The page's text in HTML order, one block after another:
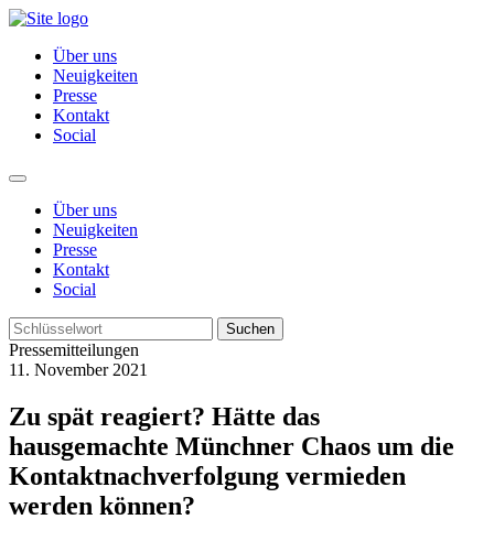
Über uns
Neuigkeiten
Presse
Kontakt
Social
Über uns
Neuigkeiten
Presse
Kontakt
Social
Suchen
Pressemitteilungen
11. November 2021
Zu spät reagiert? Hätte das
hausgemachte Münchner Chaos um die
Kontaktnachverfolgung vermieden
werden können?